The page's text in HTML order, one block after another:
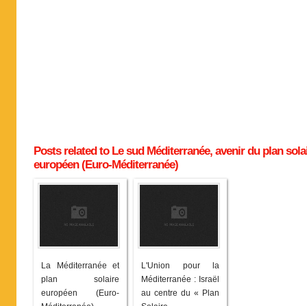
Posts related to Le sud Méditerranée, avenir du plan
européen (Euro-Méditerranée)
La Méditerranée et
plan solaire
européen (Euro-
L'Union pour la
Méditerranée : Israël
au centre du « Plan